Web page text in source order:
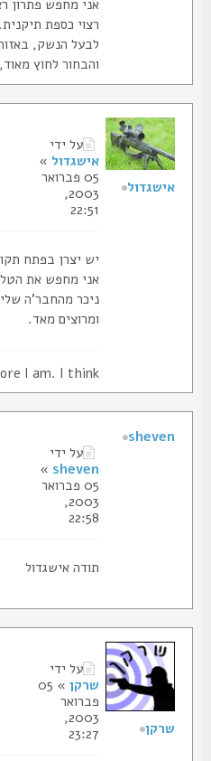
אני מחפש פתרון
רצוי כספת תיקנית. כל
לבעל הנשק, באזור
והבחור לחוץ מאוד,
על ידי
אישגדול»
05 פברואר
2003,
יש יצרן בפתח תקווה
אני מחפש את הטלפון
ניכר מהחבר'ה שלי
ומרוצים מאד.
I am. I think
אישגדול
על ידי
sheven
»
05 פברואר
2003,
22:58
תודה אישגדול
sheven
על ידי
שרקן
» 05
פברואר
2003,
23:27
שרקן